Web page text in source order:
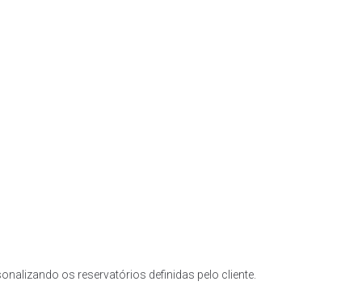
os reservatórios definidas pelo cliente.